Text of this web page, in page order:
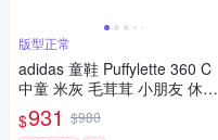
版型正常
adidas 童鞋 Puffylette 360 C
中童 米灰 毛茸茸 小朋友 休閒
鞋 懶人鞋 愛迪達 IG2077
$931 $980